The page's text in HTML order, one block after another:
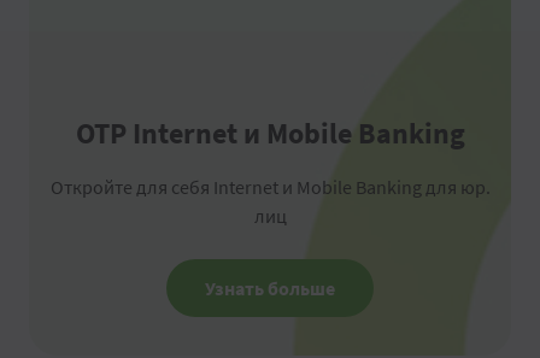
OTP Internet и Mobile Banking
Откройте для себя Internet и Mobile Banking для юр.
лиц
Узнать больше